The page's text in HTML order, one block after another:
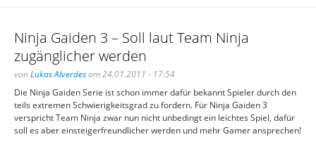
Ninja Gaiden 3 – Soll laut Team Ninja
zugänglicher werden
von Lukas Alverdesam 24.01.2011 - 17:54
Die Ninja Gaiden Serie ist schon immer dafür bekannt Spieler durch den
teils extremen Schwierigkeitsgrad zu fordern. Für Ninja Gaiden 3
verspricht Team Ninja zwar nun nicht unbedingt ein leichtes Spiel, dafür
soll es aber einsteigerfreundlicher werden und mehr Gamer ansprechen!